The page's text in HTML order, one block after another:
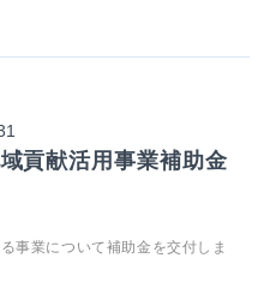
貢献活用事業補助金
事業について補助金を交付しま